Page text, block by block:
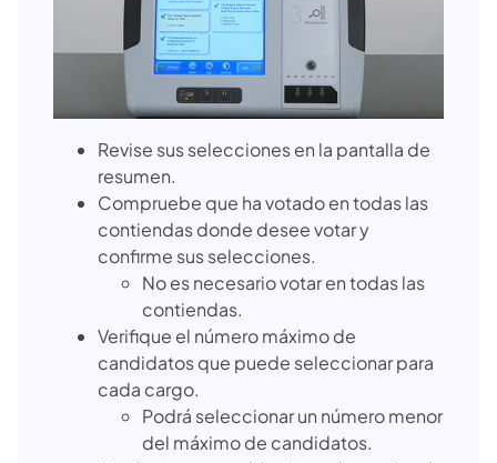
Revise sus selecciones en la pantalla de
resumen.
Compruebe que ha votado en todas las
contiendas donde desee votar y
confirme sus selecciones.
No es necesario votar en todas las
contiendas.
Verifique el número máximo de
candidatos que puede seleccionar para
cada cargo.
Podrá seleccionar un número menor
del máximo de candidatos.